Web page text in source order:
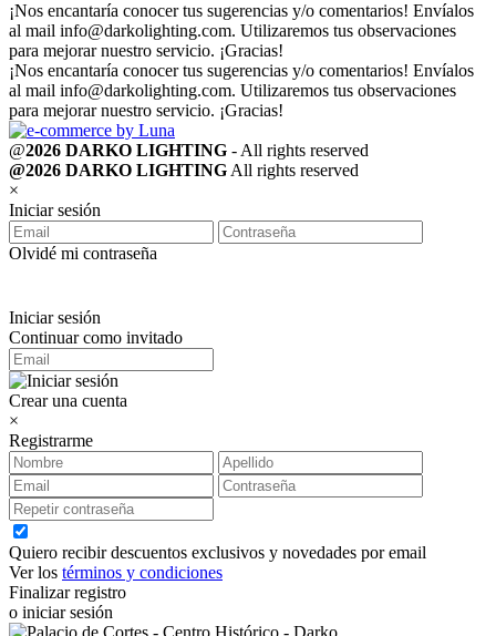
¡Nos encantaría conocer tus sugerencias y/o comentarios! Envíalos
al mail info@darkolighting.com. Utilizaremos tus observaciones
para mejorar nuestro servicio. ¡Gracias!
¡Nos encantaría conocer tus sugerencias y/o comentarios! Envíalos
al mail info@darkolighting.com. Utilizaremos tus observaciones
para mejorar nuestro servicio. ¡Gracias!
@2026 DARKO LIGHTING - All rights reserved
@2026 DARKO LIGHTING All rights reserved
×
Iniciar sesión
Olvidé mi contraseña
Iniciar sesión
Continuar como invitado
Crear una cuenta
×
Registrarme
Quiero recibir descuentos exclusivos y novedades por email
Ver los términos y condiciones
Finalizar registro
o iniciar sesión